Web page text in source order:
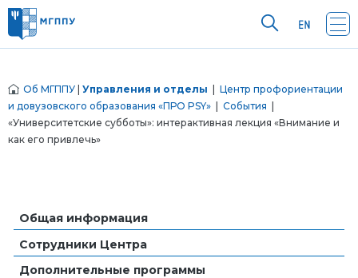
Об МГППУ Управления и отделы
Центр профориентации
и довузовского образования «ПРО PSY»
События
«Университетские субботы»: интерактивная лекция «Внимание и
как его привлечь»
Общая информация
Сотрудники Центра
Дополнительные программы